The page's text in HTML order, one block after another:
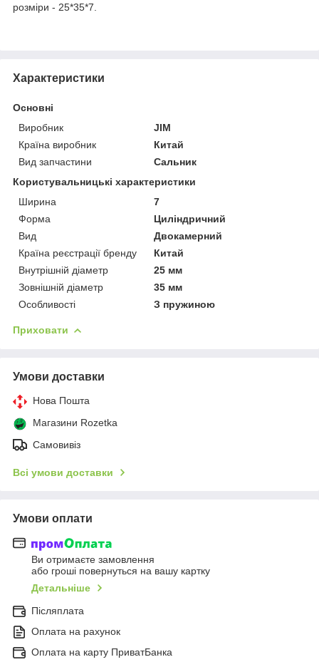
розміри - 25*35*7.
Характеристики
Основні
Виробник
JIM
Країна виробник
Китай
Вид запчастини
Сальник
Користувальницькі характеристики
Ширина
7
Форма
Циліндричний
Вид
Двокамерний
Країна реєстрації бренду
Китай
Внутрішній діаметр
25 мм
Зовнішній діаметр
35 мм
Особливості
З пружиною
Приховати
Умови доставки
Нова Пошта
Магазини Rozetka
Самовивіз
Всі умови доставки
Умови оплати
Ви отримаєте замовлення
або гроші повернуться на вашу картку
Детальніше
Післяплата
Оплата на рахунок
Оплата на карту ПриватБанка